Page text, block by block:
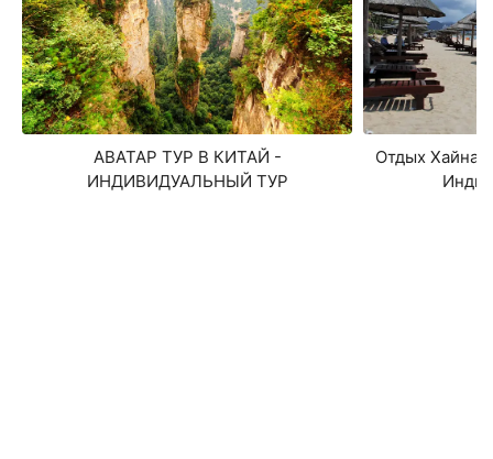
АВАТАР ТУР В КИТАЙ -
ИНДИВИДУАЛЬНЫЙ ТУР
Отдых